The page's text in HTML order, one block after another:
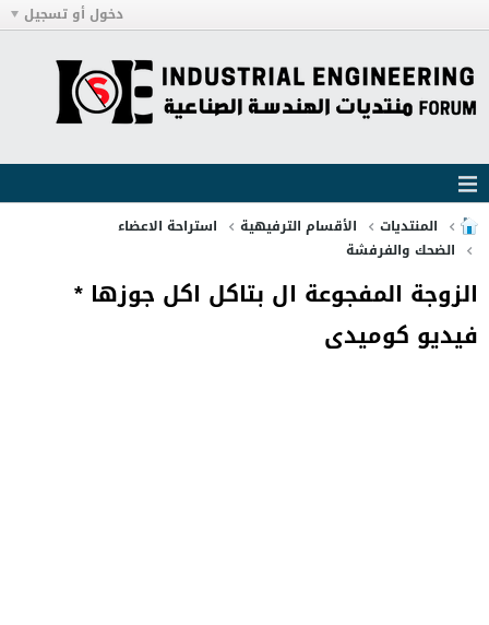
دخول أو تسجيل
المنتديات الأقسام الترفيهية
استراحة الاعضاء
الضحك والفرفشة
الزوجة المفجوعة ال بتاكل اكل جوزها *
فيديو كوميدى